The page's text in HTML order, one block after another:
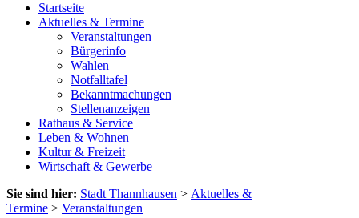
Startseite
Aktuelles & Termine
Veranstaltungen
Bürgerinfo
Wahlen
Notfalltafel
Bekanntmachungen
Stellenanzeigen
Rathaus & Service
Leben & Wohnen
Kultur & Freizeit
Wirtschaft & Gewerbe
Sie sind hier: Stadt Thannhausen > Aktuelles &
Termine > Veranstaltungen